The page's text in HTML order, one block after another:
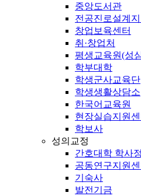
중앙도서관
전공진로설계
창업보육센터
취·창업처
평생교육원(성
학부대학
학생군사교육단
학생생활상담소
한국어교육원
현장실습지원센
학보사
성의교정
간호대학 학사
공동연구지원센
기숙사
발전기금